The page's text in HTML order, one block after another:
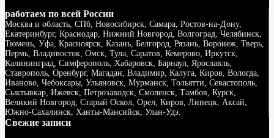
работаем по всей России
Москва и область, СПб, Новосибирск, Самара, Ростов-на-Дону,
Екатеринбург, Краснодар, Нижний Новгород, Волгоград, Челябинск,
Тюмень, Уфа, Красноярск, Казань, Белгород, Рязань, Воронеж, Тверь,
Пермь, Владивосток, Омск, Тула, Саратов, Кемерово, Иркутск,
Калининград, Симферополь, Хабаровск, Барнаул, Ярославль,
Ставрополь, Оренбург, Магадан, Владимир, Калуга, Киров, Вологда,
Иваново, Чебоксары, Ульяновск, Мурманск, Тольятти, Севастополь,
Сыктывкар, Ижевск, Петрозаводск, Смоленск, Тамбов, Курск,
Великий Новгород, Старый Оскол, Орел, Киров, Липецк, Аксай,
Южно-Сахалинск, Ханты-Мансийск, Улан-Удэ.
Свежие записи